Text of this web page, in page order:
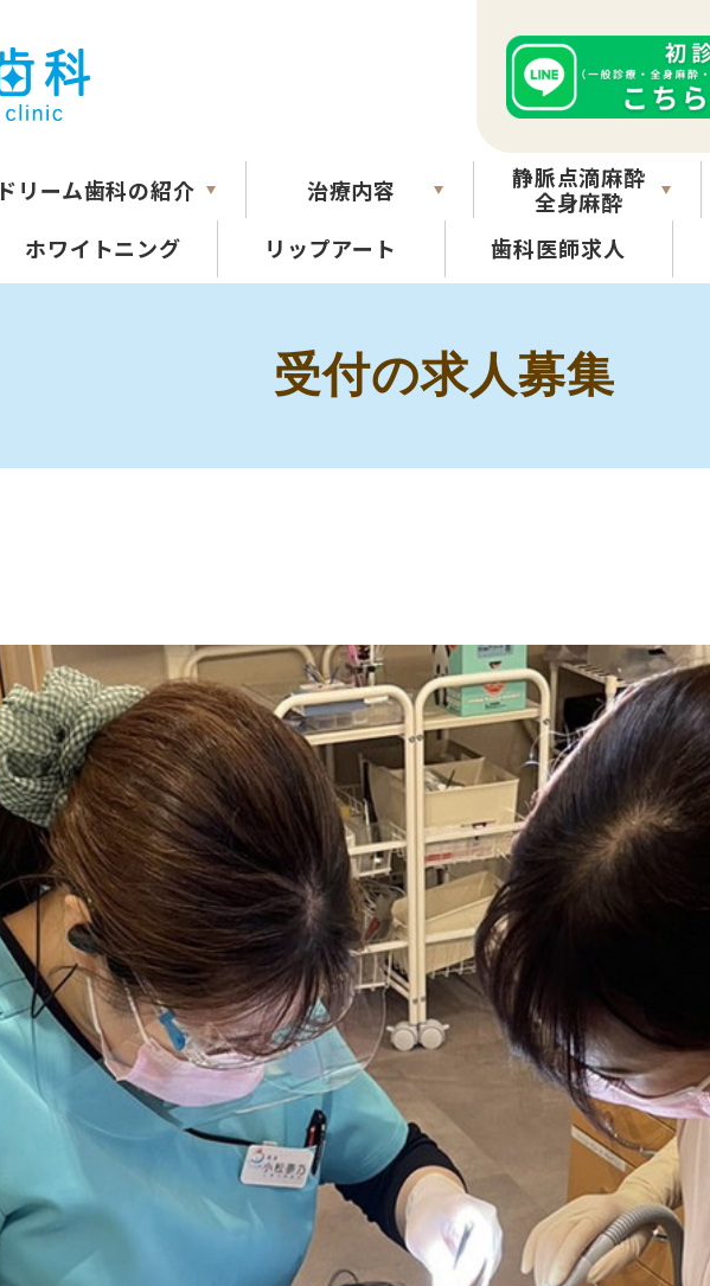
ドリーム歯科の紹介 治療内容
静脈点滴麻酔
全身麻酔
ホワイトニング
リップアート 歯科医師求人
受付の求人募集